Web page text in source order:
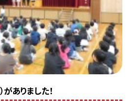
ありました！